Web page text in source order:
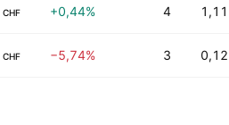
CHF +0,44% 4 1,11
CHF −5,74% 3 0,12